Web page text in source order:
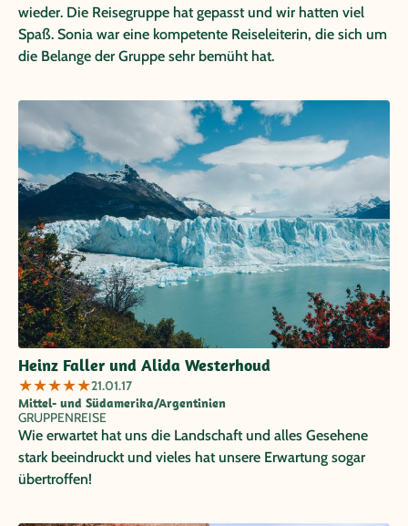
wieder. Die Reisegruppe hat gepasst und wir hatten viel
Spaß. Sonia war eine kompetente Reiseleiterin, die sich um
die Belange der Gruppe sehr bemüht hat.
Heinz Faller und Alida Westerhoud
★★★★★21.01.17
Mittel- und Südamerika/Argentinien
GRUPPENREISE
Wie erwartet hat uns die Landschaft und alles Gesehene
stark beeindruckt und vieles hat unsere Erwartung sogar
übertroffen!